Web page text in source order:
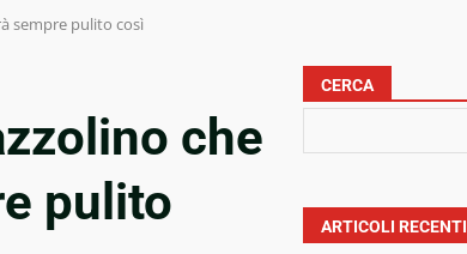
sempre pulito così
che
pulito
CERCA
ARTICOLI RECENTI